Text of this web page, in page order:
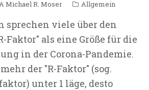
Michael R. Moser Allgemein
sprechen viele über den
Faktor" als eine Größe für die
in der Corona-Pandemie.
der "R-Faktor" (sog.
unter 1 läge, desto